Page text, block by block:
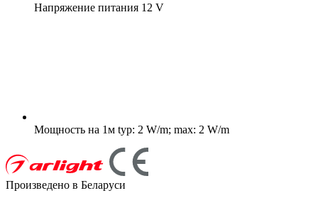
Напряжение питания 12 V
Мощность на 1м typ: 2 W/m; max: 2 W/m
Произведено в Беларуси